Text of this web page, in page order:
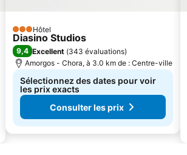
3 Étoiles
Hôtel
Diasino Studios
9,4 Excellent (343 évaluations)
Amorgos - Chora, à 3.0 km de : Centre-ville
Sélectionnez des dates pour voir
les prix exacts
Consulter les prix